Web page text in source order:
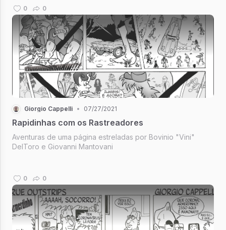
0 0
Giorgio Cappelli • 07/27/2021
Rapidinhas com os Rastreadores
Aventuras de uma página estreladas por Bovinio "Vini"
DelToro e Giovanni Mantovani
0 0